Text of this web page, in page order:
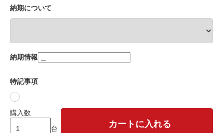
納期について
納期情報
特記事項
購入数
台
カートに入れる